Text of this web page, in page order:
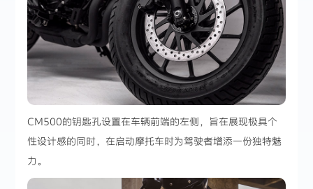
CM500的钥匙孔设置在车辆前端的左侧，旨在展现极具个
性设计感的同时，在启动摩托车时为驾驶者增添一份独特魅
力。